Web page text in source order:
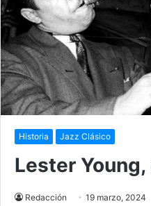
Historia Jazz Clásico
Lester
Redacción 19 marzo, 2024